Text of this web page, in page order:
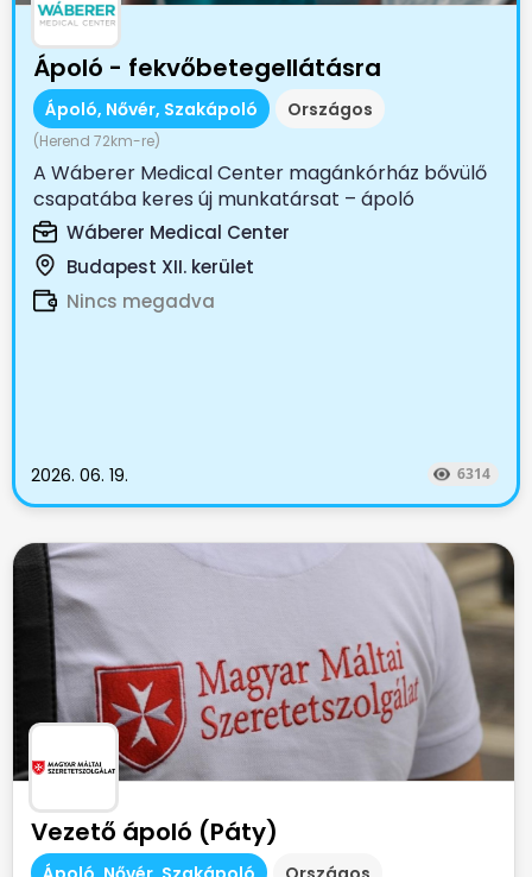
Ápoló - fekvőbetegellátásra
Ápoló, Nővér, Szakápoló Országos
(Herend 72km-re)
A Wáberer Medical Center magánkórház bővülő
csapatába keres új munkatársat – ápoló
munkakörbe fekvőbeteg...
Wáberer Medical Center
Budapest XII. kerület
Nincs megadva
2026. 06. 19. 6314
Vezető ápoló (Páty)